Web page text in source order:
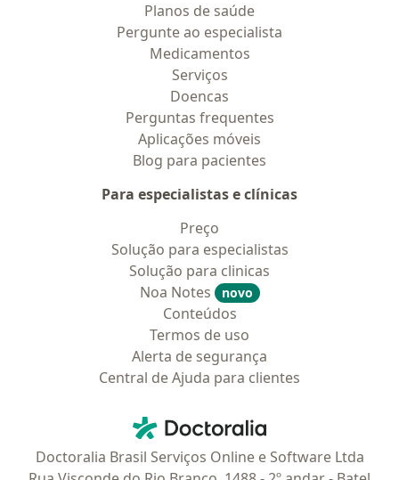
Planos de saúde
Pergunte ao especialista
Medicamentos
Serviços
Doencas
Perguntas frequentes
Aplicações móveis
Blog para pacientes
Para especialistas e clínicas
Preço
Solução para especialistas
Solução para clinicas
Noa Notes
novo
Conteúdos
Termos de uso
Alerta de segurança
Central de Ajuda para clientes
Doctoralia - Homepage
Doctoralia Brasil Serviços Online e Software Ltda